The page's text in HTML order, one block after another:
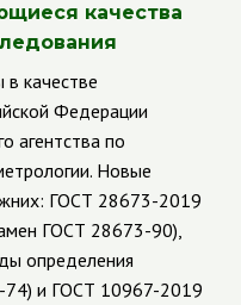
качества
качестве
Федерации
агентства по
Новые
ГОСТ 28673-2019
ГОСТ 28673-90),
определения
74) и ГОСТ 10967-2019